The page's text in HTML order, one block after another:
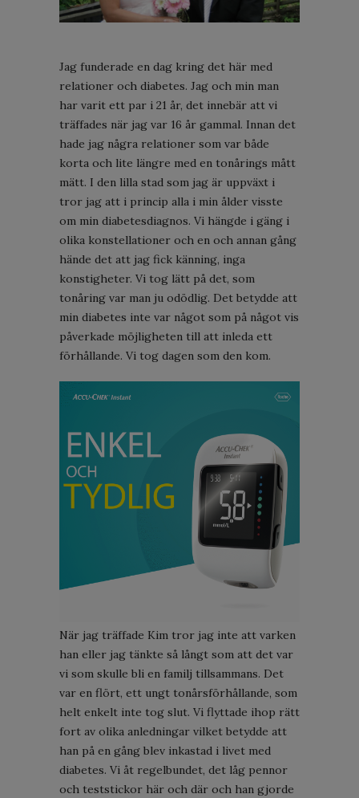
Jag funderade en dag kring det här med
relationer och diabetes. Jag och min man
har varit ett par i 21 år, det innebär att vi
träffades när jag var 16 år gammal. Innan det
hade jag några relationer som var både
korta och lite längre med en tonårings mått
mätt. I den lilla stad som jag är uppväxt i
tror jag att i princip alla i min ålder visste
om min diabetesdiagnos. Vi hängde i gäng i
olika konstellationer och en och annan gång
hände det att jag fick känning, inga
konstigheter. Vi tog lätt på det, som
tonåring var man ju odödlig. Det betydde att
min diabetes inte var något som på något vis
påverkade möjligheten till att inleda ett
förhållande. Vi tog dagen som den kom.
När jag träffade Kim tror jag inte att varken
han eller jag tänkte så långt som att det var
vi som skulle bli en familj tillsammans. Det
var en flört, ett ungt tonårsförhållande, som
helt enkelt inte tog slut. Vi flyttade ihop rätt
fort av olika anledningar vilket betydde att
han på en gång blev inkastad i livet med
diabetes. Vi åt regelbundet, det låg pennor
och teststickor här och där och han gjorde